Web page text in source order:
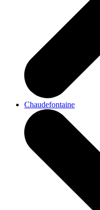
Chaudefontaine